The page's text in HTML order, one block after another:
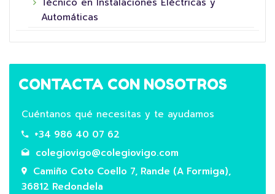
Automáticas
CONTACTA CON NOSOTROS
Cuéntanos qué necesitas y te ayudamos
+34 986 40 07 62
colegiovigo@colegiovigo.com
Camiño Coto Coello 7, Rande (A Formiga),
36812 Redondela